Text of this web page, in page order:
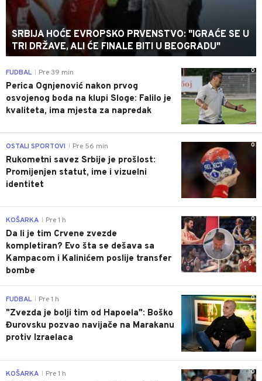
SRBIJA HOĆE EVROPSKO PRVENSTVO: "IGRAĆE SE U
TRI DRŽAVE, ALI ĆE FINALE BITI U BEOGRADU"
0
FUDBAL Pre 39 min
Perica Ognjenović nakon prvog
osvojenog boda na klupi Sloge: Falilo je
kvaliteta, ima mjesta za napredak
0
OSTALI SPORTOVI Pre 56 min
Rukometni savez Srbije je prošlost:
Promijenjen statut, ime i vizuelni
identitet
0
KOŠARKA Pre 1 h
Da li je tim Crvene zvezde
kompletiran? Evo šta se dešava sa
Kampacom i Kalinićem poslije transfer
bombe
0
FUDBAL Pre 1 h
"Zvezda je bolji tim od Hapoela": Boško
Đurovsku pozvao navijače na Marakanu
protiv Izraelaca
0
KOŠARKA Pre 1 h